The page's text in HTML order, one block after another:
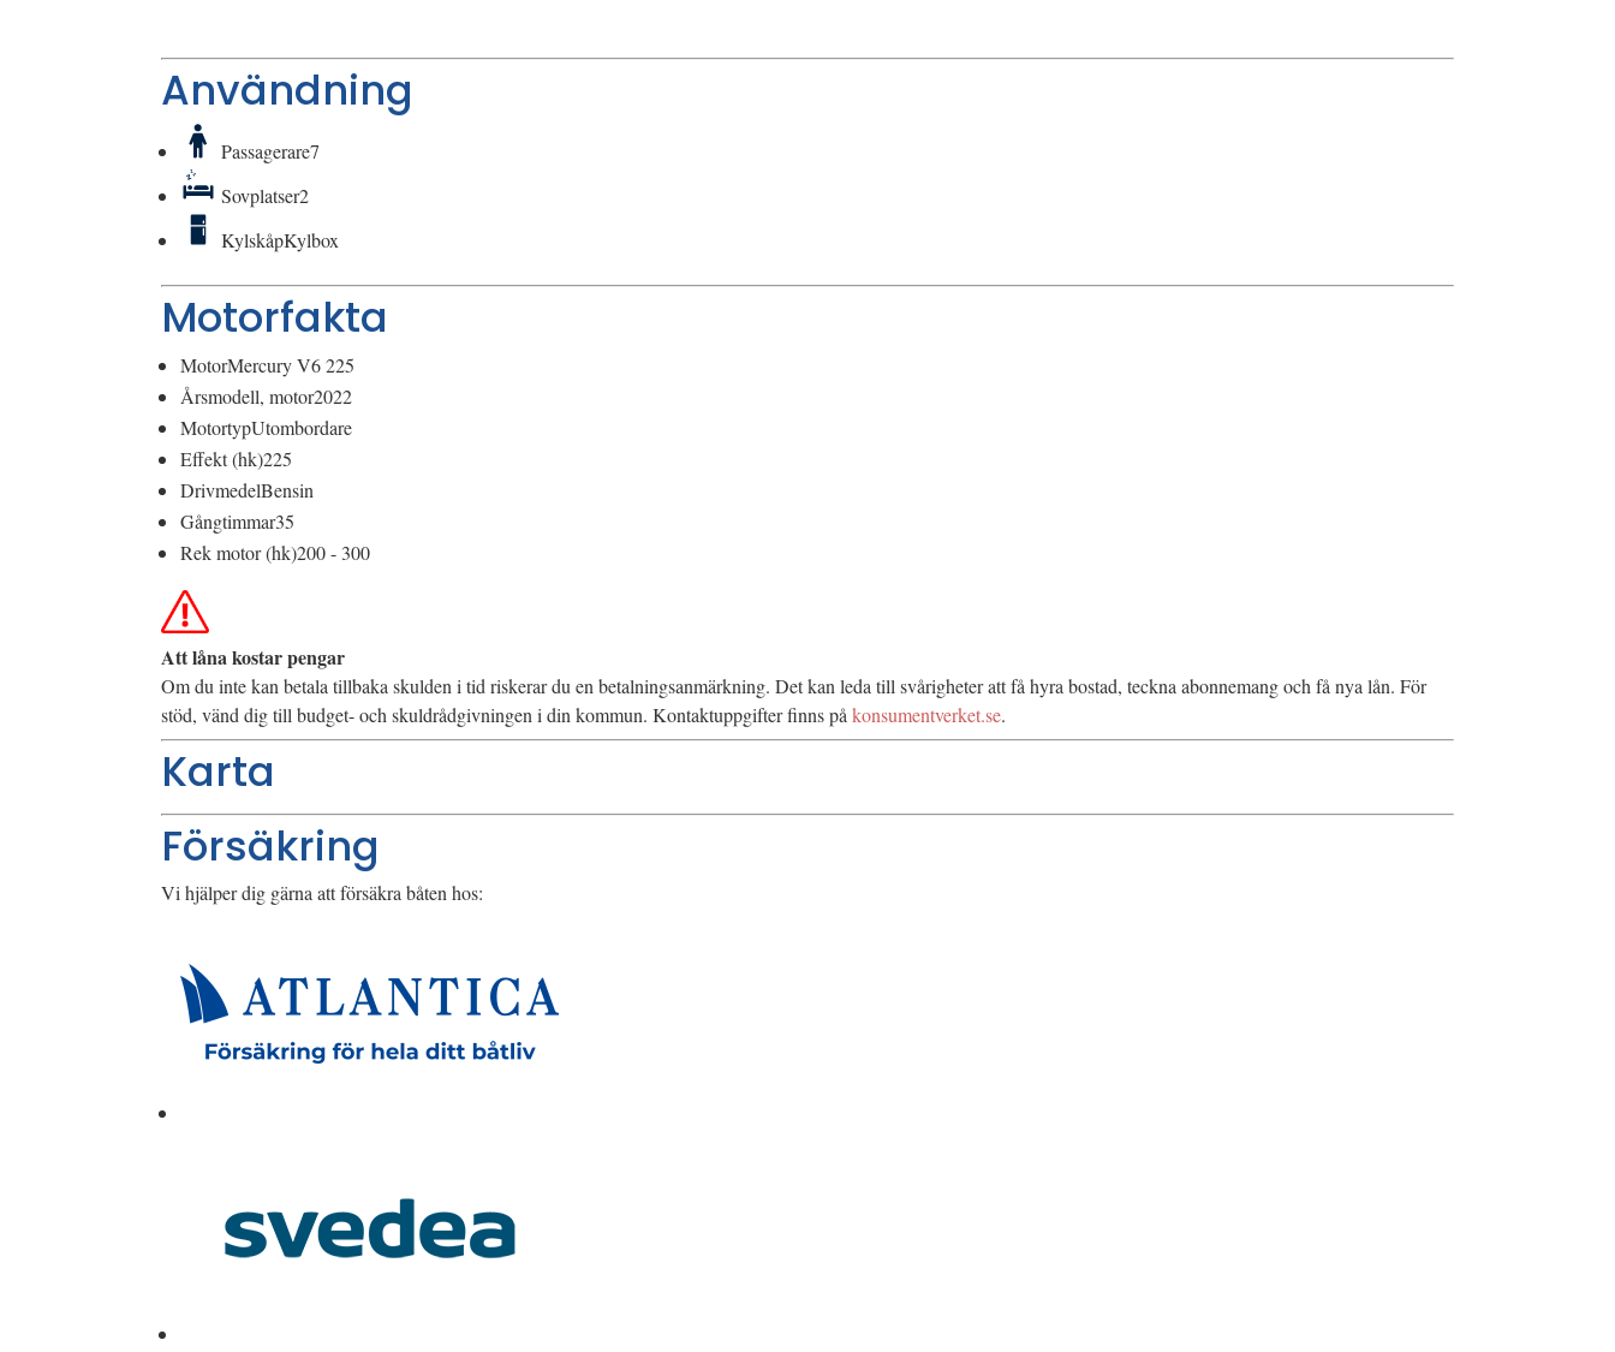
Användning
Passagerare7
Sovplatser2
KylskåpKylbox
Motorfakta
MotorMercury V6 225
Årsmodell, motor2022
MotortypUtombordare
Effekt (hk)225
DrivmedelBensin
Gångtimmar35
Rek motor (hk)200 - 300
Att låna kostar pengar
Om du inte kan betala tillbaka skulden i tid riskerar du en betalningsanmärkning. Det kan leda till svårigheter att få hyra bostad, teckna abonnemang och få nya lån. För
stöd, vänd dig till budget- och skuldrådgivningen i din kommun. Kontaktuppgifter finns påkonsumentverket.se.
Karta
Försäkring
Vi hjälper dig gärna att försäkra båten hos: